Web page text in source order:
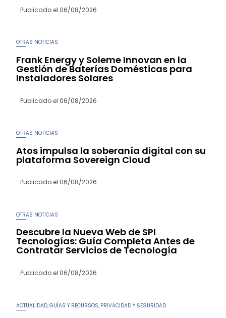
Publicado el 06/08/2026
OTRAS NOTICIAS
Frank Energy y Soleme Innovan en la
Gestión de Baterías Domésticas para
Instaladores Solares
Publicado el 06/08/2026
OTRAS NOTICIAS
Atos impulsa la soberanía digital con su
plataforma Sovereign Cloud
Publicado el 06/08/2026
OTRAS NOTICIAS
Descubre la Nueva Web de SPI
Tecnologías: Guía Completa Antes de
Contratar Servicios de Tecnología
Publicado el 06/08/2026
ACTUALIDAD ,GUÍAS Y RECURSOS PRIVACIDAD Y SEGURIDAD